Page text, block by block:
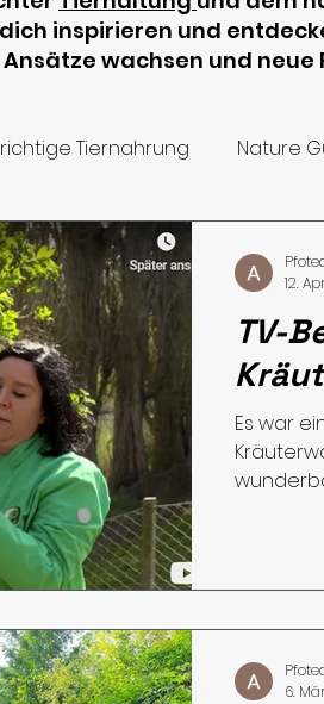
dich inspirieren und
wachsen und
Tiernahrung Nature
Aktivitäten Wachtelrunde
Wildkräuter Hundeliebe
TV-
Es war
12.
6.